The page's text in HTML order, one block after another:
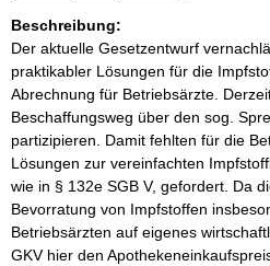
Beschreibung:
Der aktuelle Gesetzentwurf
praktikabler Lösungen für die
Abrechnung für Betriebsärzte.
Beschaffungsweg über den sog.
partizipieren. Damit fehlten für die
Lösungen zur vereinfachten
wie in § 132e SGB V, gefordert. Da
Bevorratung von Impfstoffen
Betriebsärzten auf eigenes
GKV hier den